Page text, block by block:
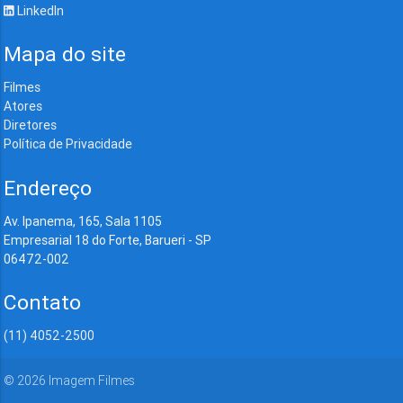
LinkedIn
Mapa do site
Filmes
Atores
Diretores
Política de Privacidade
Endereço
Av. Ipanema, 165, Sala 1105
Empresarial 18 do Forte, Barueri - SP
06472-002
Contato
(11) 4052-2500
© 2026 Imagem Filmes